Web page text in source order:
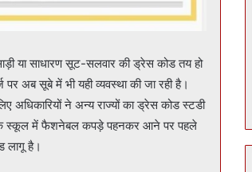
या साधारण सूट-सलवार की ड्रेस कोड तय हो
अब सूबे में भी यही व्यवस्था की जा रही है।
अधिकारियों ने अन्य राज्यों का ड्रेस कोड स्टडी
के स्कूल में फैशनेबल कपड़े पहनकर आने पर पहले
लागू है।